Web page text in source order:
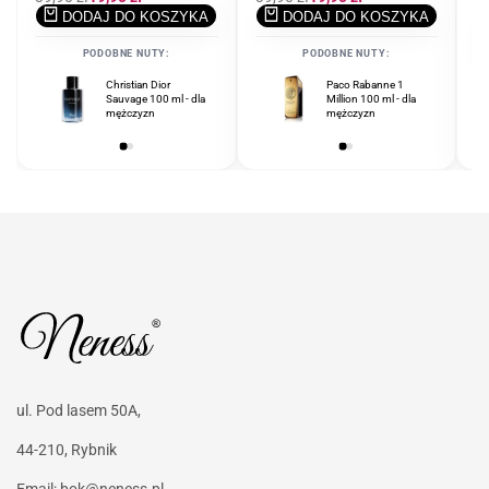
regularnapromocyjna
DODAJ DO KOSZYKA
PODOBNE NUTY:
Christian Dior
Sauvage 100 ml - dla
mężczyzn
Ferrari Scuderia Black
125 ml - dla
mężczyzn
regularnapromocyjna
DODAJ DO KOSZYKA
PODOBNE NUTY:
Paco Rabanne 1
Million 100 ml - dla
mężczyzn
ul. Pod lasem 50A,
44-210, Rybnik